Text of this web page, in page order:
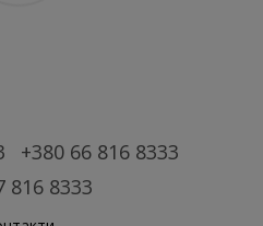
+380 66 816 8333
816 8333